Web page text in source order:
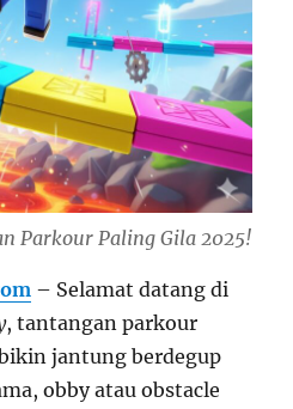
Parkour Paling Gila 2025!
– Selamat datang di
, tantangan parkour
jantung berdegup
obby atau obstacle